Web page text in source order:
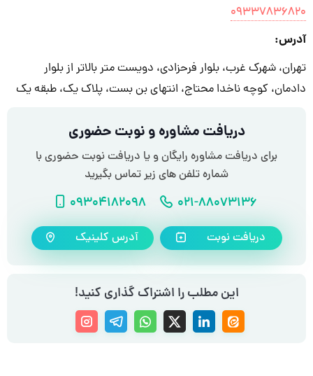
۰۹۳۳۷۸۳۶۸۲۰
آدرس:
تهران، شهرک غرب، بلوار فرحزادی، دویست متر بالاتر از بلوار
دادمان، کوچه ناخدا محتاج، انتهای بن بست، پلاک یک، طبقه یک
دریافت مشاوره و نوبت حضوری
برای دریافت مشاوره رایگان و یا دریافت نوبت حضوری با
شماره تلفن های زیر تماس بگیرید
شماره تلفن
021-88073136 شماره موبایل 09304182098
دریافت نوبت آدرس کلینیک
این مطلب را اشتراک گذاری کنید!